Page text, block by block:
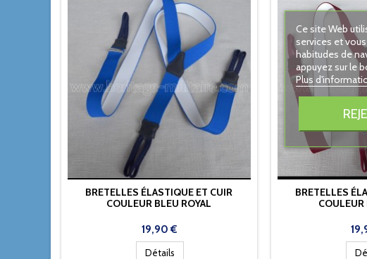
BRETELLES ÉLASTIQUE ET CUIR
COULEUR BLEU ROYAL
Prix
19,90 €
Détails
BRETELLES
Prix
Ce site Web
services et
habitudes de
appuyez sur le
Plus